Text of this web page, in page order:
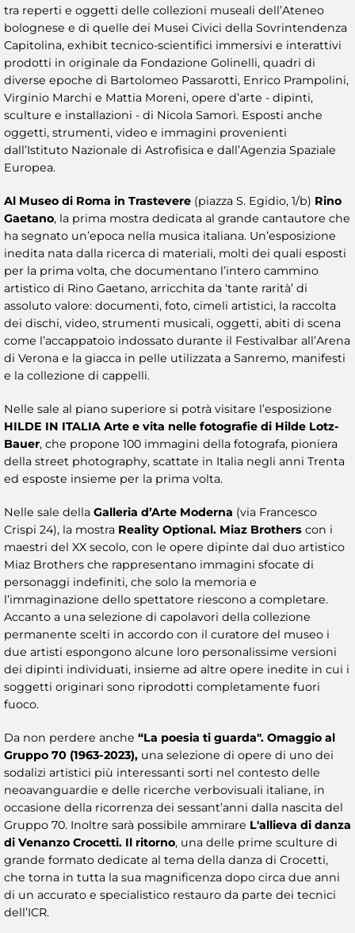
tra reperti e oggetti delle collezioni museali dell’Ateneo
bolognese e di quelle dei Musei Civici della Sovrintendenza
Capitolina, exhibit tecnico-scientifici immersivi e interattivi
prodotti in originale da Fondazione Golinelli, quadri di
diverse epoche di Bartolomeo Passarotti, Enrico Prampolini,
Virginio Marchi e Mattia Moreni, opere d’arte - dipinti,
sculture e installazioni - di Nicola Samorì. Esposti anche
oggetti, strumenti, video e immagini provenienti
dall’Istituto Nazionale di Astrofisica e dall’Agenzia Spaziale
Europea.
Al Museo di Roma in Trastevere (piazza S. Egidio, 1/b) Rino
Gaetano, la prima mostra dedicata al grande cantautore che
ha segnato un’epoca nella musica italiana. Un’esposizione
inedita nata dalla ricerca di materiali, molti dei quali esposti
per la prima volta, che documentano l’intero cammino
artistico di Rino Gaetano, arricchita da ‘tante rarità’ di
assoluto valore: documenti, foto, cimeli artistici, la raccolta
dei dischi, video, strumenti musicali, oggetti, abiti di scena
come l’accappatoio indossato durante il Festivalbar all’Arena
di Verona e la giacca in pelle utilizzata a Sanremo, manifesti
e la collezione di cappelli.
Nelle sale al piano superiore si potrà visitare l’esposizione
HILDE IN ITALIA Arte e vita nelle fotografie di Hilde Lotz-
Bauer, che propone 100 immagini della fotografa, pioniera
della street photography, scattate in Italia negli anni Trenta
ed esposte insieme per la prima volta.
Nelle sale della Galleria d’Arte Moderna (via Francesco
Crispi 24), la mostra Reality Optional. Miaz Brothers con i
maestri del XX secolo, con le opere dipinte dal duo artistico
Miaz Brothers che rappresentano immagini sfocate di
personaggi indefiniti, che solo la memoria e
l’immaginazione dello spettatore riescono a completare.
Accanto a una selezione di capolavori della collezione
permanente scelti in accordo con il curatore del museo i
due artisti espongono alcune loro personalissime versioni
dei dipinti individuati, insieme ad altre opere inedite in cui i
soggetti originari sono riprodotti completamente fuori
fuoco.
Da non perdere anche “La poesia ti guarda". Omaggio al
Gruppo 70 (1963-2023), una selezione di opere di uno dei
sodalizi artistici più interessanti sorti nel contesto delle
neoavanguardie e delle ricerche verbovisuali italiane, in
occasione della ricorrenza dei sessant’anni dalla nascita del
Gruppo 70. Inoltre sarà possibile ammirare L'allieva di danza
di Venanzo Crocetti. Il ritorno, una delle prime sculture di
grande formato dedicate al tema della danza di Crocetti,
che torna in tutta la sua magnificenza dopo circa due anni
di un accurato e specialistico restauro da parte dei tecnici
dell’ICR.